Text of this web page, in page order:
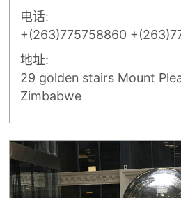
电话:
+(263)775758860
地址:
29 golden stairs Mount
Zimbabwe